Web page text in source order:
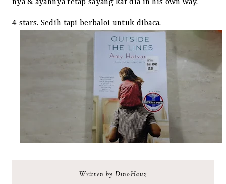
nya & ayahnya tetap sayang kat dia in his own way.
4 stars. Sedih tapi berbaloi untuk dibaca.
Written by DinoHauz